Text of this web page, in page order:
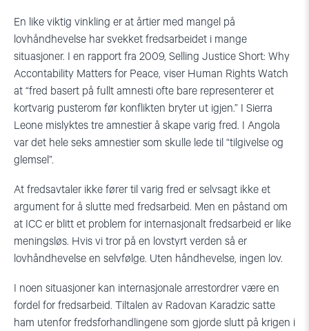
En like viktig vinkling er at årtier med mangel på
lovhåndhevelse har svekket fredsarbeidet i mange
situasjoner. I en rapport fra 2009, Selling Justice Short: Why
Accontability Matters for Peace, viser Human Rights Watch
at “fred basert på fullt amnesti ofte bare representerer et
kortvarig pusterom før konflikten bryter ut igjen.” I Sierra
Leone mislyktes tre amnestier å skape varig fred. I Angola
var det hele seks amnestier som skulle lede til “tilgivelse og
glemsel”.
At fredsavtaler ikke fører til varig fred er selvsagt ikke et
argument for å slutte med fredsarbeid. Men en påstand om
at ICC er blitt et problem for internasjonalt fredsarbeid er like
meningsløs. Hvis vi tror på en lovstyrt verden så er
lovhåndhevelse en selvfølge. Uten håndhevelse, ingen lov.
I noen situasjoner kan internasjonale arrestordrer være en
fordel for fredsarbeid. Tiltalen av Radovan Karadzic satte
ham utenfor fredsforhandlingene som gjorde slutt på krigen i